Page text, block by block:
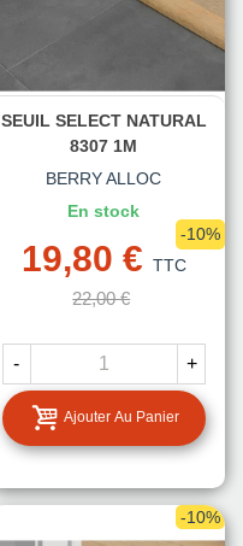
SEUIL SELECT NATURAL
8307 1M
BERRY ALLOC
En stock
19,80 € TTC
22,00 €
-10%
- +
Ajouter Au Panier
-10%